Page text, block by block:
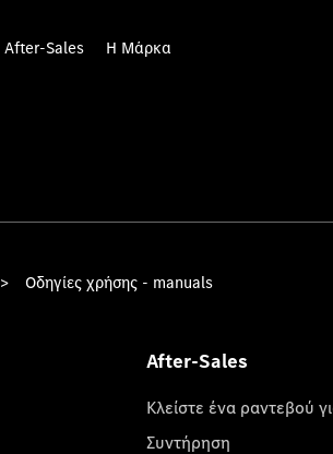
After-Sales Η Μάρκα
> Οδηγίες χρήσης - manuals
After-Sales
Κλείστε ένα ραντεβού
Συντήρηση